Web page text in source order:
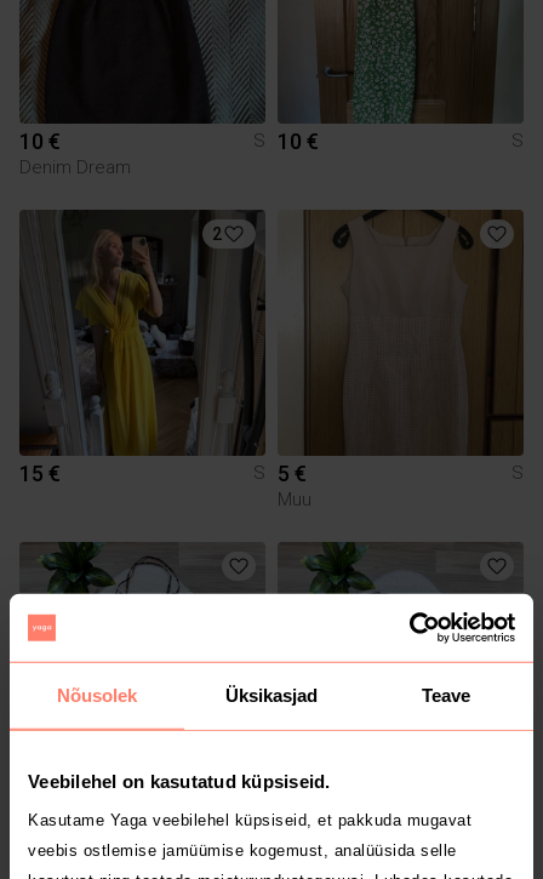
Nõusolek Üksikasjad Teave
Veebilehel on kasutatud küpsiseid.
Kasutame Yaga veebilehel küpsiseid, et pakkuda mugavat
veebis ostlemise jamüümise kogemust, analüüsida selle
10 €
S
Denim Dream
10 € S
2
15 € S 5 €
S
Muu
Missguided